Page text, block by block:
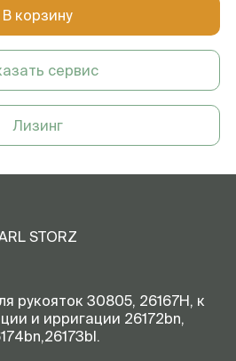
В корзину
сервис
Лизинг
STORZ
рукояток 30805, 26167H, к
и ирригации 26172bn,